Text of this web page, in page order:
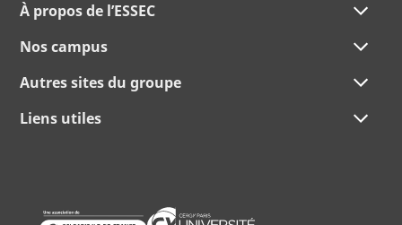
À propos de l’ESSEC
Nos campus
Autres sites du groupe
Liens utiles